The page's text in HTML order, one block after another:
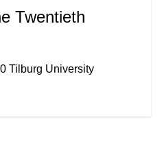
Twentieth
Tilburg University